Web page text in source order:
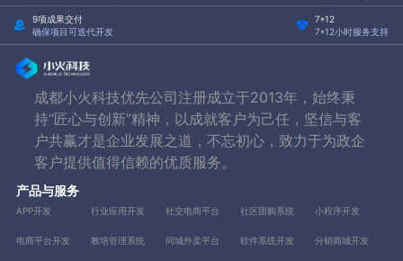
9项成果交付
确保项目可迭代开发
7*12
7*12小时服务支持
成都小火科技优先公司注册成立于2013年，始终秉
持“匠心与创新”精神，以成就客户为己任，坚信与客
户共赢才是企业发展之道，不忘初心，致力于为政企
客户提供值得信赖的优质服务。
产品与服务
APP开发 行业应用开发 社交电商平台 社区团购系统 小程序开发
电商平台开发 教培管理系统 同城外卖平台 软件系统开发 分销商城开发